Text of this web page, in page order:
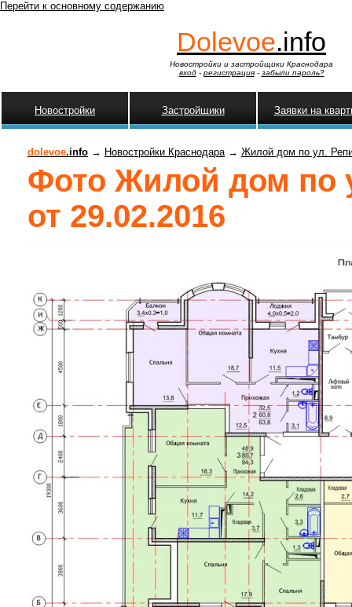
Перейти к основному содержанию
Dolevoe.info
Новостройки и застройщики Краснодара
вход- регистрация- забыли пароль?
Новостройки Застройщики Заявки на
dolevoe.info → Новостройки Краснодара→ Жилой дом по ул.
Фото Жилой дом по
от 29.02.2016